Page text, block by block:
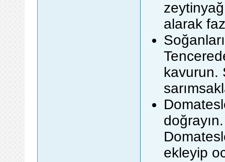
alarak
kavurun.
ekleyip